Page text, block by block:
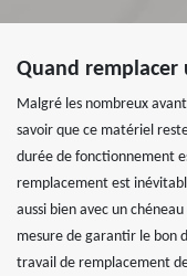
Quand
Malgré les nombreux
savoir que ce matériel
durée de fonctionnement
remplacement est
aussi bien avec un
mesure de garantir le bon
travail de remplacement